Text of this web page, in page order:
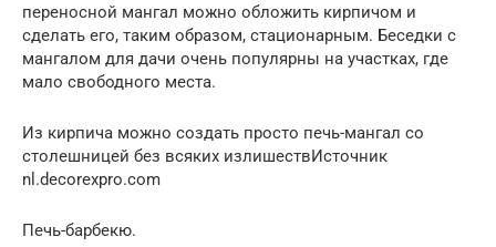
переносной мангал можно обложить кирпичом и
сделать его, таким образом, стационарным. Беседки с
мангалом для дачи очень популярны на участках, где
мало свободного места.
Из кирпича можно создать просто печь-мангал со
столешницей без всяких излишествИсточник
nl.decorexpro.com
Печь-барбекю.